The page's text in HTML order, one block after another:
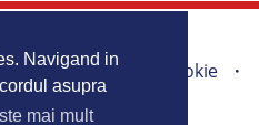
Navigand in
asupra
mai mult
Site
Politica Cookie